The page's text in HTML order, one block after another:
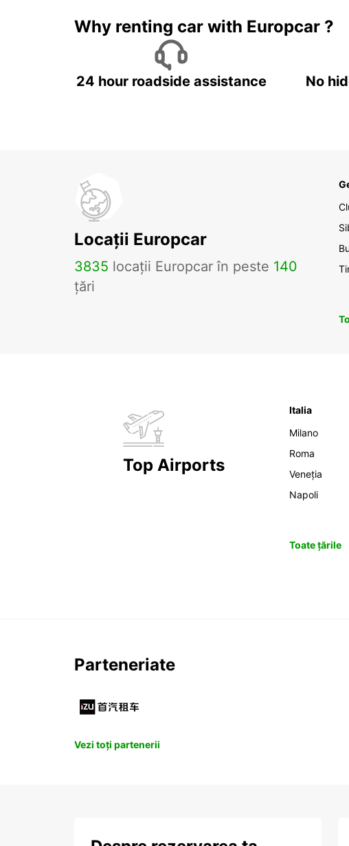
Why renting car with Europcar ?
24 hour roadside assistance No
Locații Europcar
3835 locații Europcar în peste 140
țări
Top Airports
Italia
Milano
Roma
Veneția
Napoli
Toate țările
Parteneriate
Vezi toți partenerii